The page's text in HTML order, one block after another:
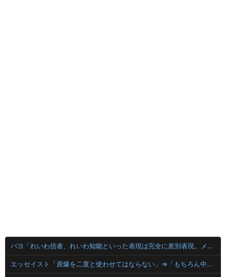
パヨ「れいわ信者、れいわ知能といった表現は完全に差別表現。メディアは放送禁止用語に指定するべき」
エッセイスト「原爆を二度と使わせてはならない」⇒「もちろん中国の核も非難する？」⇒「中国の核は綺麗な核！」